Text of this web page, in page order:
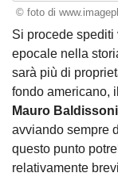
© foto di
Si procede spediti
epocale nella
sarà più di
fondo americano,
Mauro Baldissoni
avviando sempre
questo punto
relativamente